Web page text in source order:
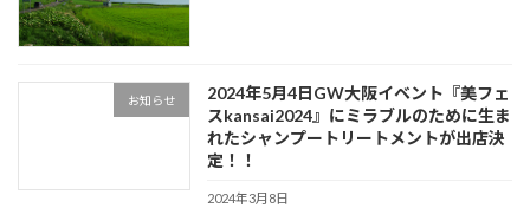
お知らせ
2024年5月4日GW大阪イベント『美フェ
スkansai2024』にミラブルのために生ま
れたシャンプートリートメントが出店決
定！！
2024年3月8日